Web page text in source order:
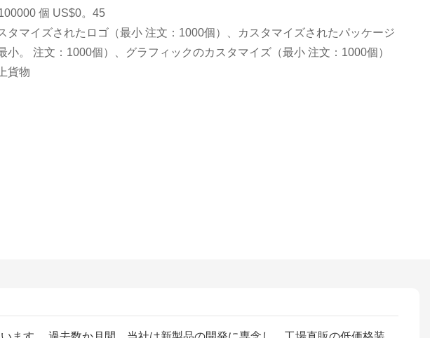
個 US$0。45
タマイズされたロゴ（最小 注文：1000個）、カスタマイズされたパッケージ
最小。 注文：1000個）、グラフィックのカスタマイズ（最小 注文：1000個）
貨物